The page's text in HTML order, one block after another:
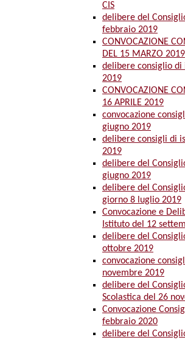
CIS
delibere del
febbraio 2019
CONVOCAZIONE
DEL 15 MARZO 2019
delibere consiglio
2019
CONVOCAZIONE
16 APRILE 2019
convocazione
giugno 2019
delibere consigli di
2019
delibere del
giugno 2019
delibere del
giorno 8 luglio 2019
Convocazione e
Istituto del 12
delibere del
ottobre 2019
convocazione
novembre 2019
delibere del
Scolastica del 26
Convocazione
febbraio 2020
delibere del